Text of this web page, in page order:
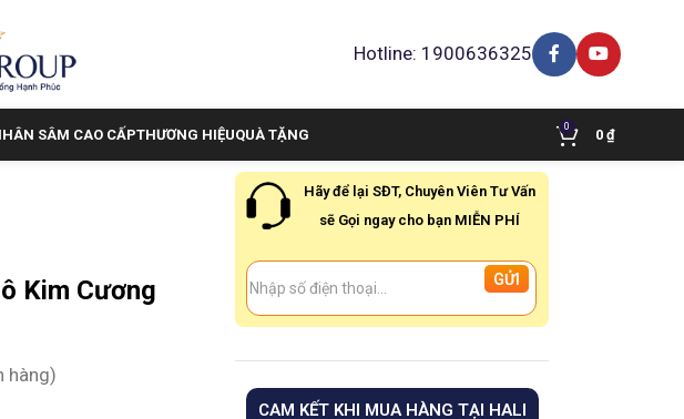
Hotline: 1900636325
SÂM CAO CẤPTHƯƠNG HIỆUQUÀ TẶNG 0
0 ₫
Kim Cương
hàng)
Hãy để lại SĐT, Chuyên Viên Tư Vấn
sẽ Gọi ngay cho bạn MIỄN PHÍ
CAM KẾT KHI MUA HÀNG TẠI HALI